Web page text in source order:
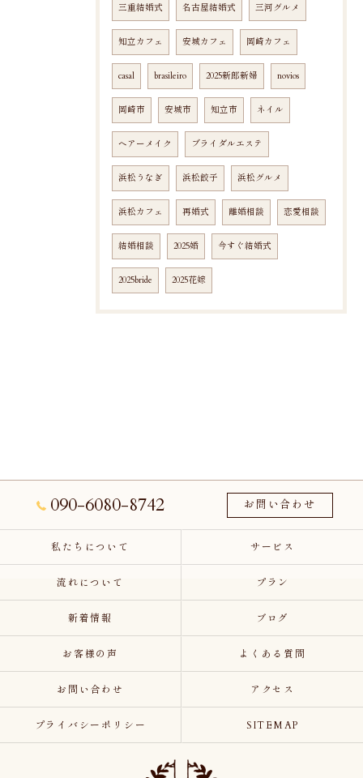
三重結婚式 名古屋結婚式 三河グルメ
知立カフェ 安城カフェ 岡崎カフェ
casal brasileiro 2025新郎新婦 novios
岡崎市 安城市 知立市 ネイル
ヘアーメイク ブライダルエステ
浜松うなぎ 浜松餃子 浜松グルメ
浜松カフェ 再婚式 離婚相談 恋愛相談
結婚相談 2025婚 今すぐ結婚式
2025bride 2025花嫁
090-6080-8742 お問い合わせ
私たちについて サービス
流れについて プラン
新着情報 ブログ
お客様の声 よくある質問
お問い合わせ アクセス
プライバシーポリシー SITEMAP